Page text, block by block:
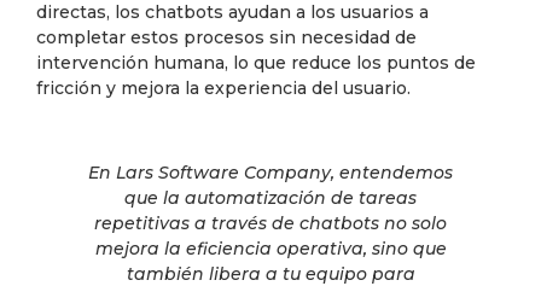
directas, los chatbots ayudan a los usuarios a
completar estos procesos sin necesidad de
intervención humana, lo que reduce los puntos de
fricción y mejora la experiencia del usuario.
En Lars Software Company, entendemos
que la automatización de tareas
repetitivas a través de chatbots no solo
mejora la eficiencia operativa, sino que
también libera a tu equipo para